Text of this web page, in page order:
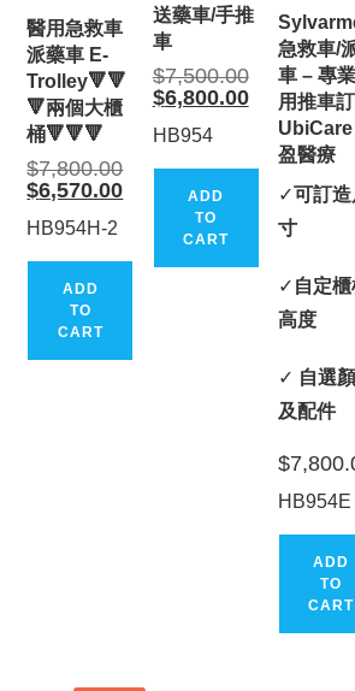
醫用急救車
派藥車 E-
Trolley🔻🔻
🔻兩個大櫃
桶🔻🔻🔻
$7,800.00Original
was:
$7,800.00.
$6,570.00Current
price
$6,570.00.
HB954H-2
ADD
TO
CART
送藥車/手推
車
$7,500.00Original
price
was:
$7,500.00.
$6,800.00Current
price
$6,800.00.
HB954
ADD
TO
CART
急救車/
車 – 專
用推車訂
UbiCare
盈醫療
✓可訂造
寸
✓ 自定
高度
✓ 自選
及配件
$
HB954E
ADD
TO
CART